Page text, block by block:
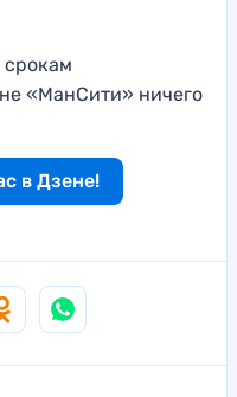
срокам
«МанСити» ничего
в Дзене!